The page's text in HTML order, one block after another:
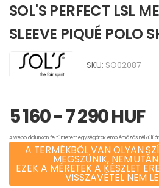
SOL'S PERFECT LSL
SLEEVE PIQUÉ POLO
SKU: SO02087
5 160 - 7 290 HUF
A weboldalunkon feltüntetett egységárak emblémázás nélküli
A TERMÉKBŐL VAN OLYAN
MEGSZŰNIK, NEM
EZEK A MÉRETEK A KÉSZLET
VISSZAVÉTEL NEM